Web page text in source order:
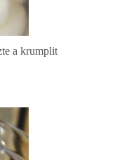
a krumplit